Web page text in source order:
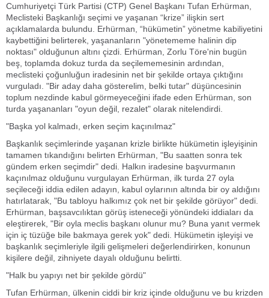
Cumhuriyetçi Türk Partisi (CTP) Genel Başkanı Tufan Erhürman,
Meclisteki Başkanlığı seçimi ve yaşanan “krize” ilişkin sert
açıklamalarda bulundu. Erhürman, “hükümetin” yönetme kabiliyetini
kaybettiğini belirterek, yaşananların "yönetememe halinin dip
noktası" olduğunun altını çizdi. Erhürman, Zorlu Töre'nin bugün
beş, toplamda dokuz turda da seçilememesinin ardından,
meclisteki çoğunluğun iradesinin net bir şekilde ortaya çıktığını
vurguladı. "Bir aday daha gösterelim, belki tutar" düşüncesinin
toplum nezdinde kabul görmeyeceğini ifade eden Erhürman, son
turda yaşananları "oyun değil, rezalet" olarak nitelendirdi.
"Başka yol kalmadı, erken seçim kaçınılmaz"
Başkanlık seçimlerinde yaşanan krizle birlikte hükümetin işleyişinin
tamamen tıkandığını belirten Erhürman, "Bu saatten sonra tek
gündem erken seçimdir" dedi. Halkın iradesine başvurmanın
kaçınılmaz olduğunu vurgulayan Erhürman, ilk turda 27 oyla
seçileceği iddia edilen adayın, kabul oylarının altında bir oy aldığını
hatırlatarak, "Bu tabloyu halkımız çok net bir şekilde görüyor" dedi.
Erhürman, başsavcılıktan görüş isteneceği yönündeki iddiaları da
eleştirerek, "Bir oyla meclis başkanı olunur mu? Buna yanıt vermek
için iç tüzüğe bile bakmaya gerek yok" dedi. Hükümetin işleyişi ve
başkanlık seçimleriyle ilgili gelişmeleri değerlendirirken, konunun
kişilere değil, zihniyete dayalı olduğunu belirtti.
"Halk bu yapıyı net bir şekilde gördü"
Tufan Erhürman, ülkenin ciddi bir kriz içinde olduğunu ve bu krizden